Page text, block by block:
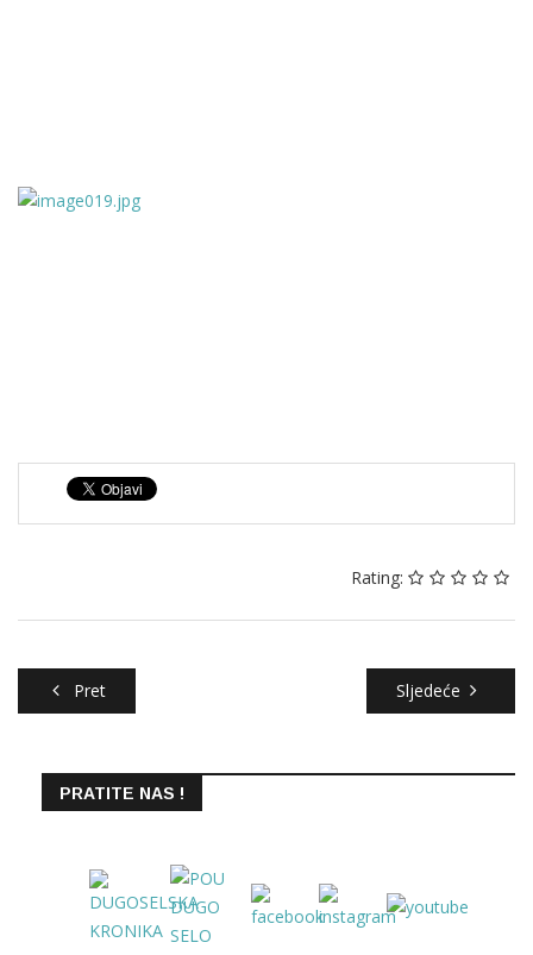
Rating:
Pret Sljedeće
PRATITE NAS !